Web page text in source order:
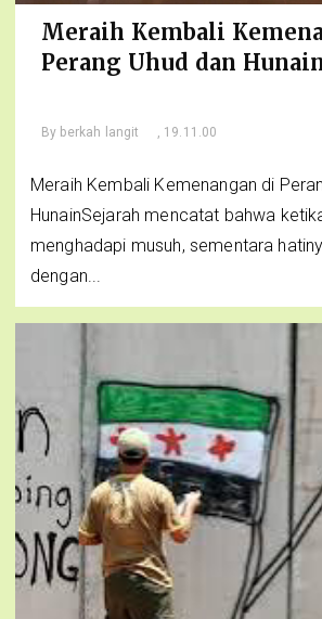
Meraih Kembali
Perang Uhud dan
By berkah langit , 19.11.00
Meraih Kembali Kemenangan di
HunainSejarah mencatat bahwa
menghadapi musuh, sementara
dengan...